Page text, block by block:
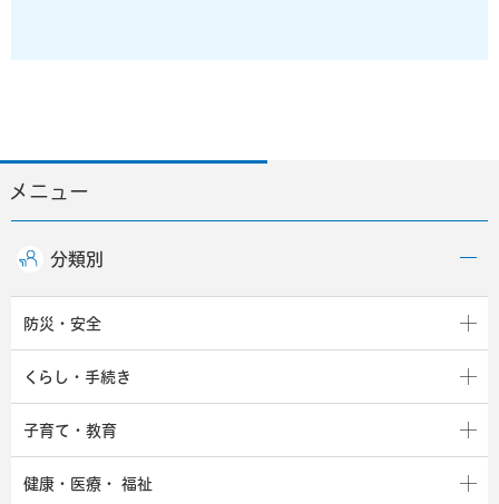
メニュー
分類別
防災・安全
くらし・手続き
子育て・教育
健康・医療・ 福祉